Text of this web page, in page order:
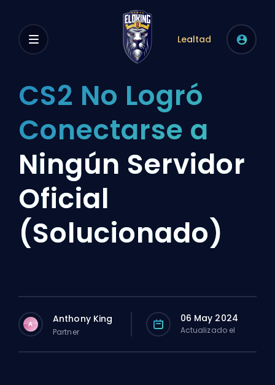
Lealtad
CS2 No Logró
Conectarse a
Ningún Servidor
Oficial
(Solucionado)
A Anthony King
Partner
06 May 2024
Actualizado el